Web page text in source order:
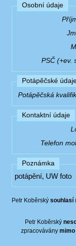
Osobní údaje
PSČ (+ev.
Potápěčské
Potápěčská
Kontaktní údaje
Telefon
Poznámka
potápění, UW foto
Petr Koběrský souhlasí
Petr Koběrský
zpracováványmimo